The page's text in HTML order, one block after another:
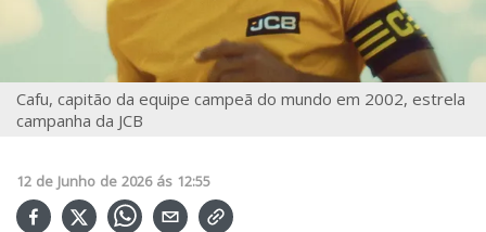
Cafu, capitão da equipe campeã do mundo em 2002, estrela
campanha da JCB
12 de Junho de 2026 ás 12:55